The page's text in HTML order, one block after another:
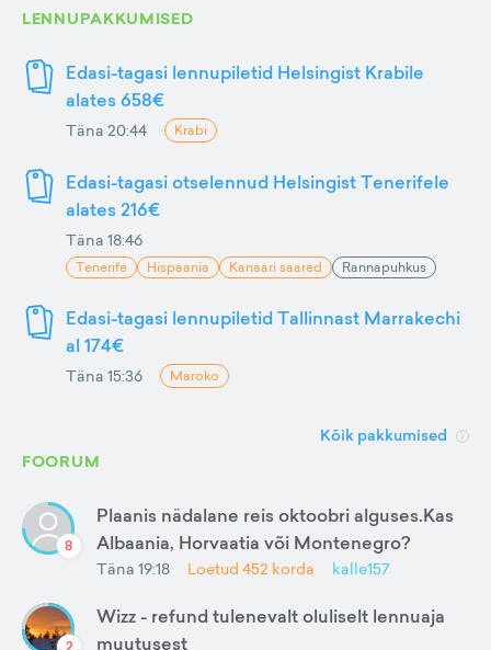
LENNUPAKKUMISED
Edasi-tagasi lennupiletid Helsingist Krabile
alates 658€
Täna 20:44 Krabi
Edasi-tagasi otselennud Helsingist Tenerifele
alates 216€
Täna 18:46
Tenerife Hispaania Kanaari saared Rannapuhkus
Edasi-tagasi lennupiletid Tallinnast Marrakechi
al 174€
Täna 15:36 Maroko
Kõik pakkumised
FOORUM
8
Plaanis nädalane reis oktoobri alguses.Kas
Albaania, Horvaatia või Montenegro?
Täna 19:18 Loetud 452 korda kalle157
Wizz - refund tulenevalt oluliselt lennuaja
muutusest